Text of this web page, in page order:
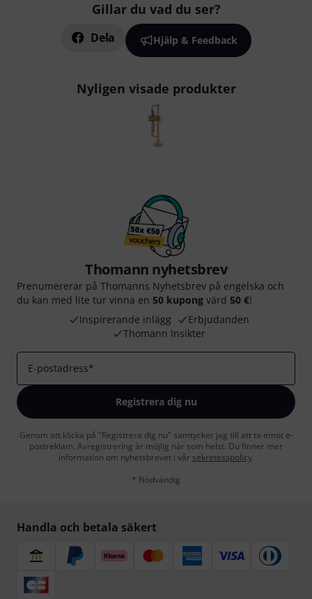
Gillar du vad du ser?
Dela Hjälp & Feedback
Nyligen visade produkter
Thomann nyhetsbrev
Prenumererar på Thomanns Nyhetsbrev på engelska och
du kan med lite tur vinna en 50 kupong värd 50 €!
Inspirerande inlägg
Erbjudanden
Thomann Insikter
E-postadress*
Registrera dig nu
Genom att klicka på "Registrera dig nu" samtycker jag till att ta emot e-
postreklam. Avregistrering är möjlig när som helst. Du finner mer
information om nyhetsbrevet i vår sekretesspolicy.
* Nödvändig
Handla och betala säkert